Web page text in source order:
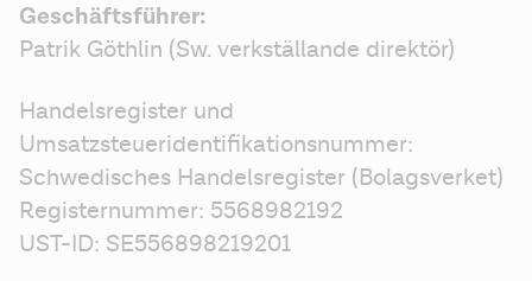
Geschäftsführer:
Patrik Göthlin (Sw. verkställande direktör)
Handelsregister und
Umsatzsteueridentifikationsnummer:
Schwedisches Handelsregister (Bolagsverket)
Registernummer: 5568982192
UST-ID: SE556898219201